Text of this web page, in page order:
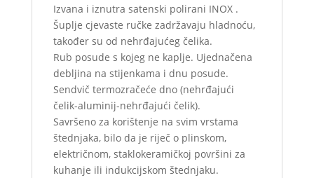
Izvana i iznutra satenski polirani INOX .
Šuplje cjevaste ručke zadržavaju hladnoću,
također su od nehrđajućeg čelika.
Rub posude s kojeg ne kaplje. Ujednačena
debljina na stijenkama i dnu posude.
Sendvič termozračeće dno (nehrđajući
čelik-aluminij-nehrđajući čelik).
Savršeno za korištenje na svim vrstama
štednjaka, bilo da je riječ o plinskom,
električnom, staklokeramičkoj površini za
kuhanje ili indukcijskom štednjaku.